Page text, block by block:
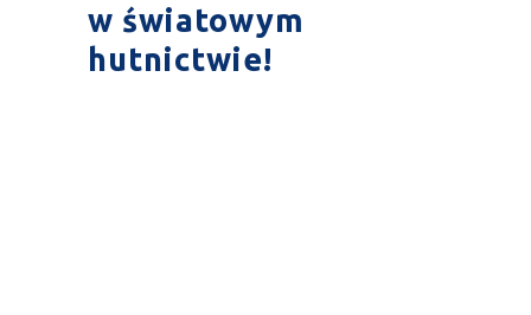
w światowym
hutnictwie!